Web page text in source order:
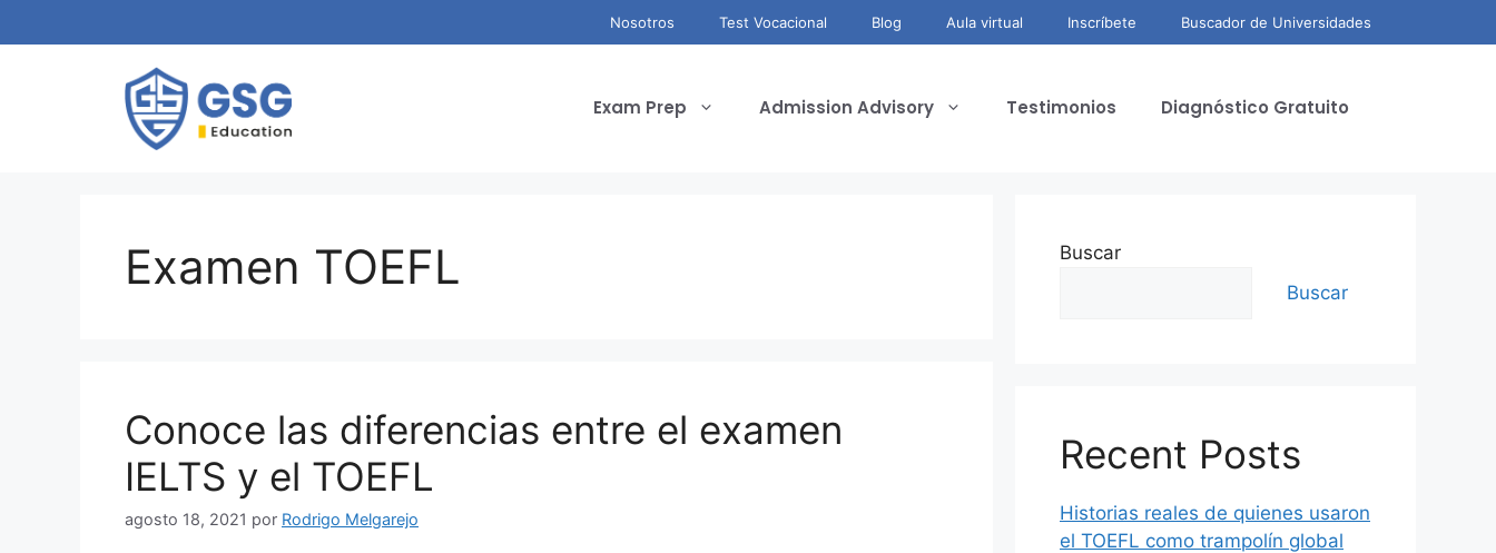
Nosotros Test Vocacional Blog Aula virtual Inscríbete Buscador de Universidades
Exam Prep Admission Advisory Testimonios Diagnóstico Gratuito
Examen TOEFL
Conoce las diferencias entre el examen
IELTS y el TOEFL
agosto 18, 2021 por Rodrigo Melgarejo
Buscar
Buscar
Recent Posts
Historias reales de quienes usaron
el TOEFL como trampolín global